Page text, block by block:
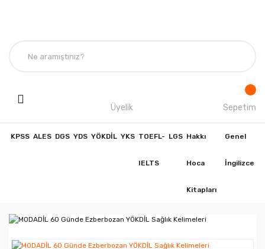
Üyelik Sepetim
KPSS ALES DGS YDS YÖKDİL YKS TOEFL-
IELTS
LGS Hakkı
Hoca
Kitapları
Genel
İngilizce